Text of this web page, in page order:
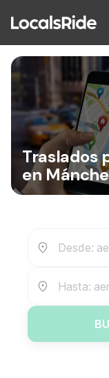
Traslados
en
Desde:
Hasta: